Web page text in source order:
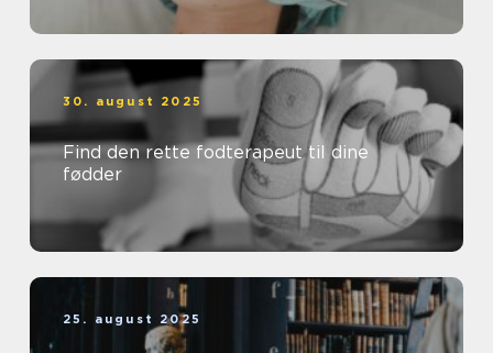
30. august 2025
Find den rette fodterapeut til dine
fødder
25. august 2025